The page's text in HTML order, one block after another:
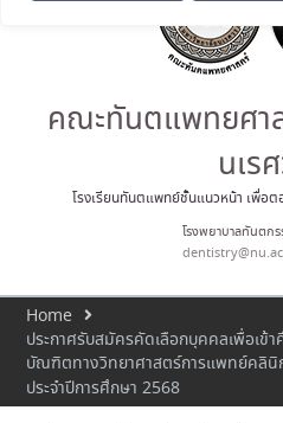
ตน ค้นหาตัวเอง
ประกาศคณะทันตแพทยศาสต
มหาวิทยาลัยนเรศวร เรื่อง ผู้ผ่า
การสอบแข่งขันเข้าเป็นพนักงาน
ราชการ (เงินรายได้) ตำแหน่ง
ประมวลภาพบรรยากาศกิจกร
Dent Connect Board
2569 ณ คณะทันแพทยศาสต
คณะทันตแพทยศา
นเร
โรงเรียนทันตแพทย์ชั้นแนวหน้า เพื่อ
โรงพยาบาลทันตก
Home
ประกาศรับสมัครคัดเลือกบุคคลเพื่อเข้
บัณฑิตทางวิทยาศาสตร์การแพทย์คลิ
ประจำปีการศึกษา 2568